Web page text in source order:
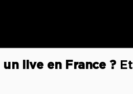
live en France ?Et